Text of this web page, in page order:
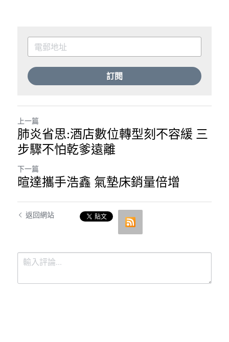
訂閱
上一篇
肺炎省思:酒店數位轉型刻不容緩 三
步驟不怕乾爹遠離
下一篇
暄達攜手浩鑫 氣墊床銷量倍增
返回網站